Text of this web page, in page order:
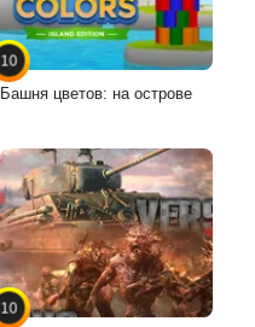
10
Башня цветов: на острове
10